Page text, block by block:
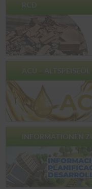
RCD
ACU – ALTSPEISEÖL
INFORMATIONEN